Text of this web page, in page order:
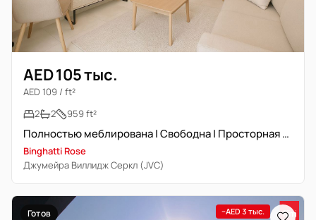
AED 105 тыс.
AED 109 / ft²
2
2 959 ft²
Полностью меблирована | Свободна | Просторная планировка
Binghatti Rose
Джумейра Виллидж Серкл (JVC)
Готов −AED 3 тыс.